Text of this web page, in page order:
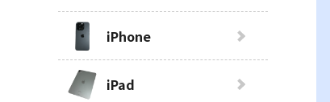
iPhone
iPad